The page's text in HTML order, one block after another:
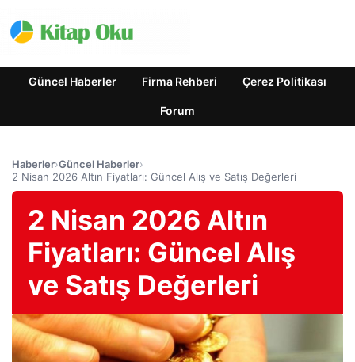
Güncel Haberler Firma Rehberi Çerez Politikası
Forum
Haberler›Güncel Haberler›
2 Nisan 2026 Altın Fiyatları: Güncel Alış ve Satış Değerleri
2 Nisan 2026 Altın
Fiyatları: Güncel Alış
ve Satış Değerleri